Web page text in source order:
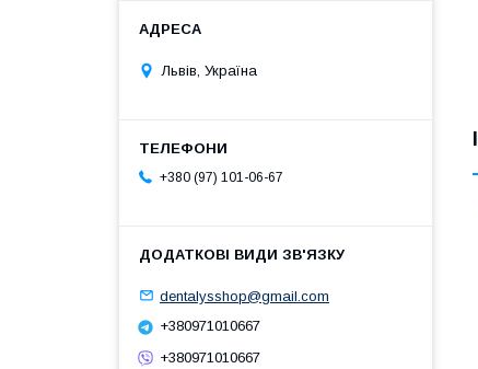
Львів, Україна
+380 (97) 101-06-67
dentalysshop@gmail.com
+380971010667
+380971010667